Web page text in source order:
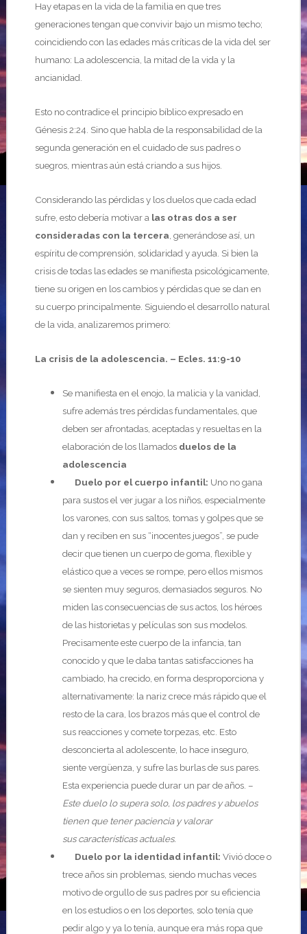
Hay etapas en la vida de la familia en que tres
generaciones tengan que convivir bajo un mismo techo;
coincidiendo con las edades más críticas de la vida del ser
humano: La adolescencia, la mitad de la vida y la
ancianidad.
Esto no contradice el principio bíblico expresado en
Génesis 2:24. Sino que habla de la responsabilidad de la
segunda generación en el cuidado de sus padres o
suegros, mientras aún está criando a sus hijos.
Considerando las pérdidas y los duelos que cada edad
sufre, esto debería motivar a las otras dos a ser
consideradas con la tercera , generándose así, un
espíritu de comprensión, solidaridad y ayuda. Si bien la
crisis de todas las edades se manifiesta psicológicamente,
tiene su origen en los cambios y pérdidas que se dan en
su cuerpo principalmente. Siguiendo el desarrollo natural
de la vida, analizaremos primero:
La crisis de la adolescencia. – Ecles. 11:9-10
Se manifiesta en el enojo, la malicia y la vanidad,
sufre además tres pérdidas fundamentales, que
deben ser afrontadas, aceptadas y resueltas en la
elaboración de los llamados duelos de la
adolescencia
Duelo por el cuerpo infantil: Uno no gana
para sustos el ver jugar a los niños, especialmente
los varones, con sus saltos, tomas y golpes que se
dan y reciben en sus “inocentes juegos”, se pude
decir que tienen un cuerpo de goma, flexible y
elástico que a veces se rompe, pero ellos mismos
se sienten muy seguros, demasiados seguros. No
miden las consecuencias de sus actos, los héroes
de las historietas y películas son sus modelos.
Precisamente este cuerpo de la infancia, tan
conocido y que le daba tantas satisfacciones ha
cambiado, ha crecido, en forma desproporciona y
alternativamente: la nariz crece más rápido que el
resto de la cara, los brazos más que el control de
sus reacciones y comete torpezas, etc. Esto
desconcierta al adolescente, lo hace inseguro,
siente vergüenza, y sufre las burlas de sus pares.
Esta experiencia puede durar un par de años. –
Este duelo lo supera solo, los padres y abuelos
tienen que tener paciencia y valorar
sus características actuales.
Duelo por la identidad infantil: Vivió doce o
trece años sin problemas, siendo muchas veces
motivo de orgullo de sus padres por su eficiencia
en los estudios o en los deportes, solo tenía que
pedir algo y ya lo tenía, aunque era más ropa que